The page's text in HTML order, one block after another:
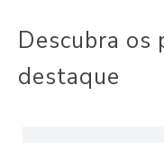
Descubra os
destaque